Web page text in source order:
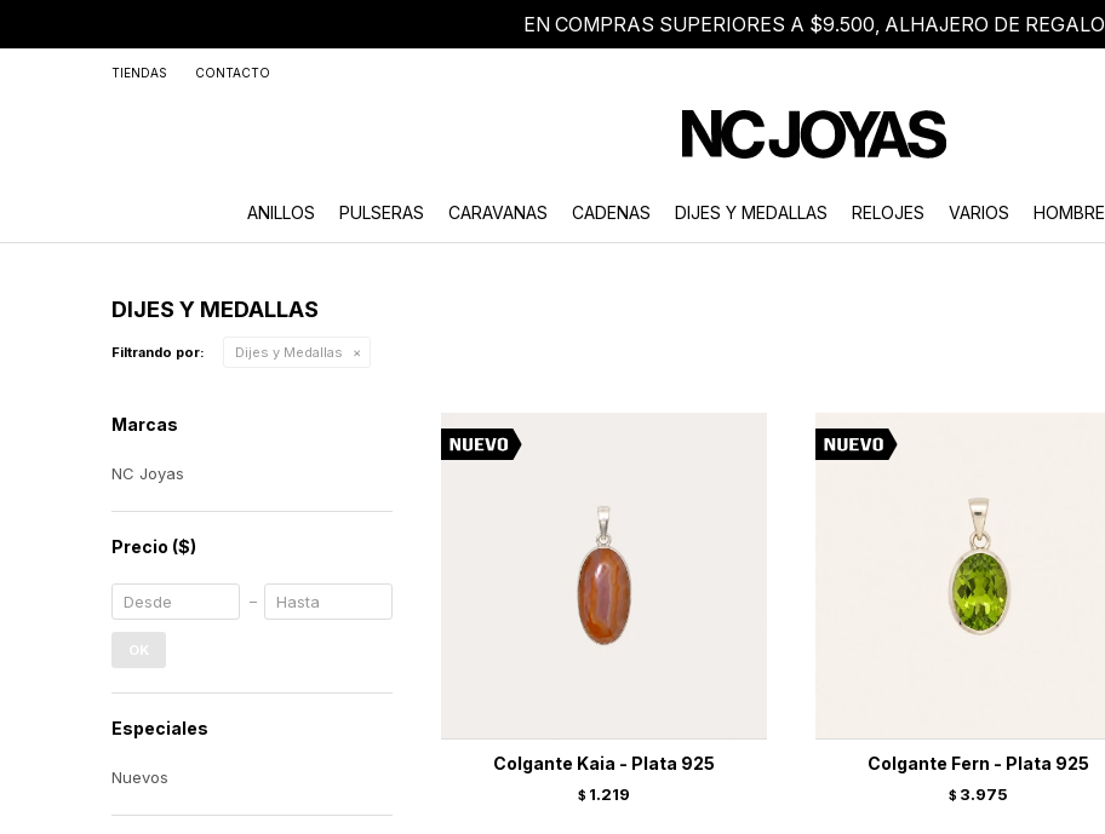
EN COMPRAS SUPERIORES A $9.500, ALHAJERO DE REGALO
ANILLOS PULSERAS CARAVANAS CADENAS DIJES Y MEDALLAS RELOJES VARIOS HOMBRE
TIENDAS CONTACTO
DIJES Y MEDALLAS
Filtrando por: Dijes y Medallas
Colgante Kaia - Plata 925
$ 1.219
Colgante Fern - Plata 925
$ 3.975
Marcas
NC Joyas
Precio ($)
OK
Especiales
Nuevos